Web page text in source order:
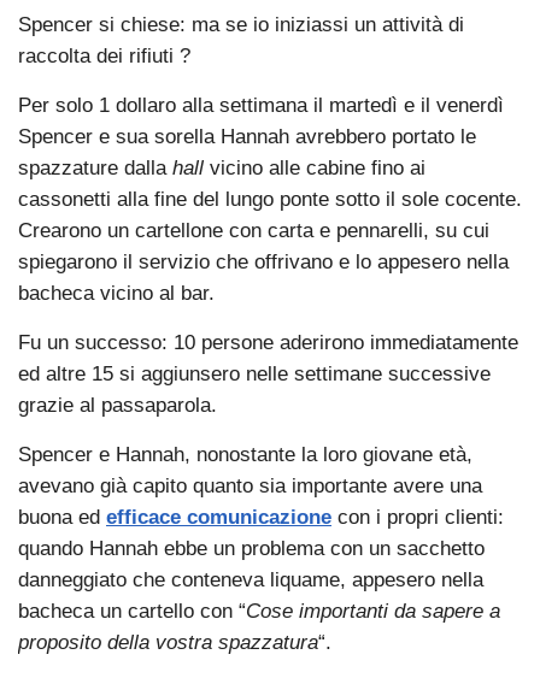
Spencer si chiese: ma se io iniziassi un attività di
raccolta dei rifiuti ?
Per solo 1 dollaro alla settimana il martedì e il venerdì
Spencer e sua sorella Hannah avrebbero portato le
spazzature dalla hall vicino alle cabine fino ai
cassonetti alla fine del lungo ponte sotto il sole cocente.
Crearono un cartellone con carta e pennarelli, su cui
spiegarono il servizio che offrivano e lo appesero nella
bacheca vicino al bar.
Fu un successo: 10 persone aderirono immediatamente
ed altre 15 si aggiunsero nelle settimane successive
grazie al passaparola.
Spencer e Hannah, nonostante la loro giovane età,
avevano già capito quanto sia importante avere una
buona ed efficace comunicazione con i propri clienti:
quando Hannah ebbe un problema con un sacchetto
danneggiato che conteneva liquame, appesero nella
bacheca un cartello con “Cose importanti da sapere a
proposito della vostra spazzatura“.